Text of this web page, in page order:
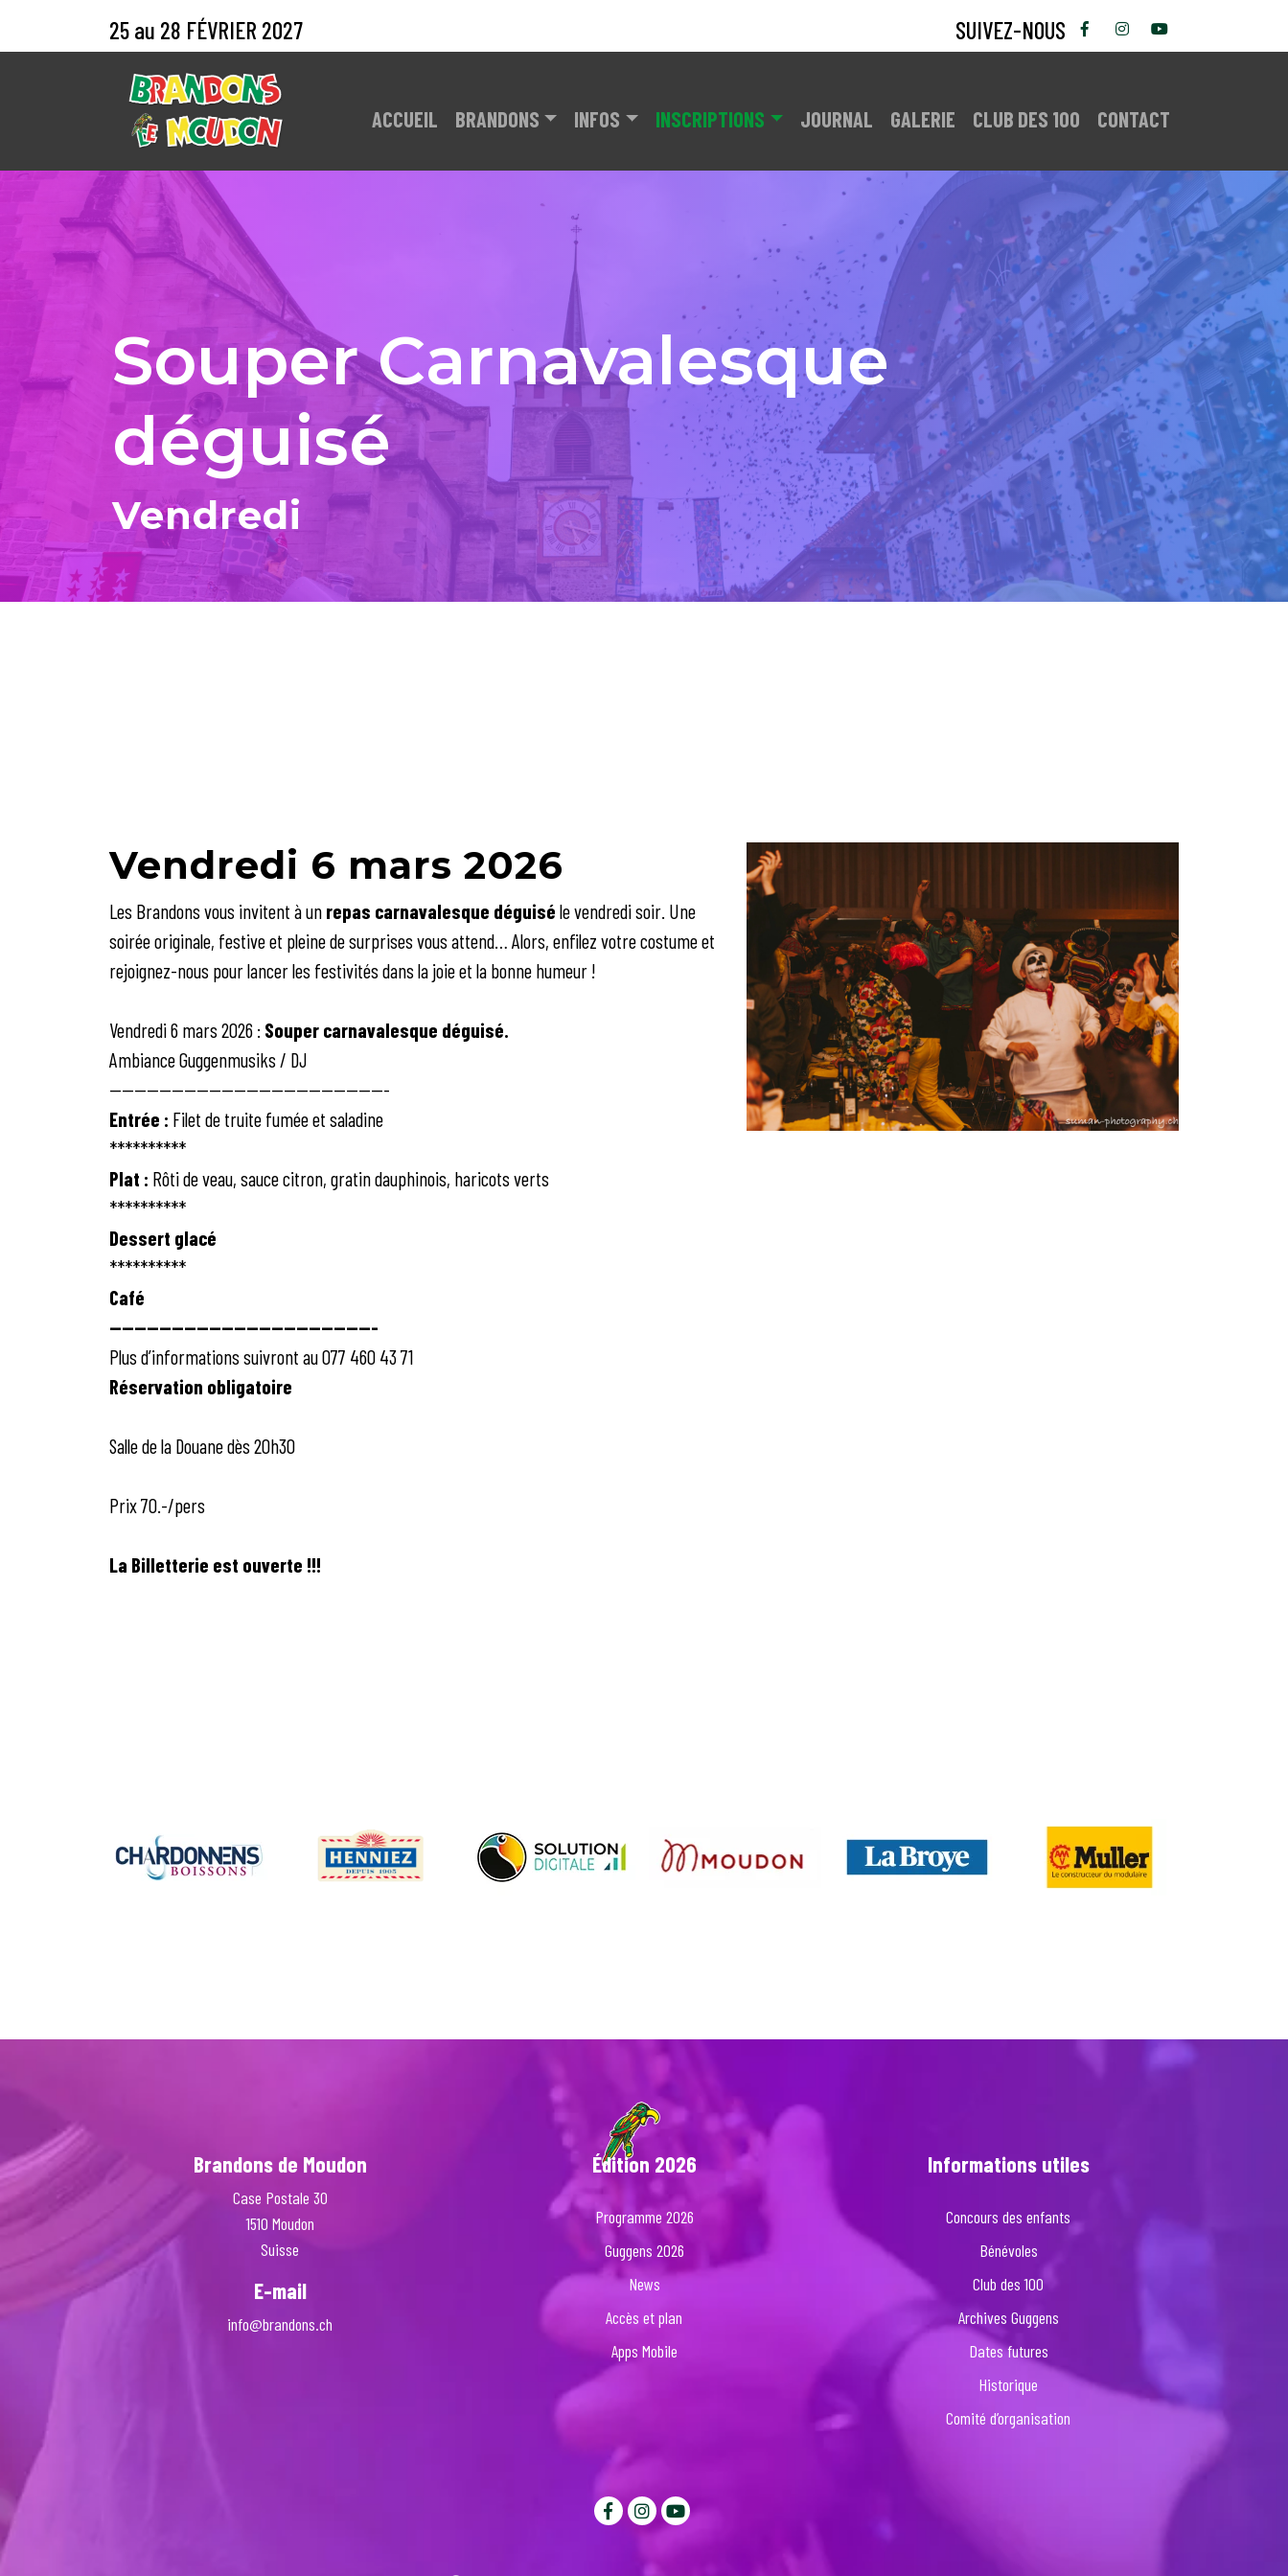
25 au 28 FÉVRIER 2027 SUIVEZ-NOUS
ACCUEIL BRANDONS INFOS INSCRIPTIONS JOURNAL GALERIE CLUB DES 100 CONTACT
Souper Carnavalesque
déguisé
Vendredi
Vendredi 6 mars 2026
Les Brandons vous invitent à un repas carnavalesque déguisé le vendredi soir. Une
soirée originale, festive et pleine de surprises vous attend… Alors, enfilez votre costume et
rejoignez-nous pour lancer les festivités dans la joie et la bonne humeur !
Vendredi 6 mars 2026 : Souper carnavalesque déguisé.
Ambiance Guggenmusiks / DJ
---------------------------------------------
Entrée : Filet de truite fumée et saladine
**********
Plat : Rôti de veau, sauce citron, gratin dauphinois, haricots verts
**********
Dessert glacé
**********
Café
-------------------------------------------
Plus d’informations suivront au 077 460 43 71
Réservation obligatoire
Salle de la Douane dès 20h30
Prix 70.-/pers
La Billetterie est ouverte !!!
Brandons de Moudon
Case Postale 30
1510 Moudon
Suisse
E-mail
info@brandons.ch
Édition 2026
Programme 2026
Guggens 2026
News
Accès et plan
Apps Mobile
Informations utiles
Concours des enfants
Bénévoles
Club des 100
Archives Guggens
Dates futures
Historique
Comité d’organisation